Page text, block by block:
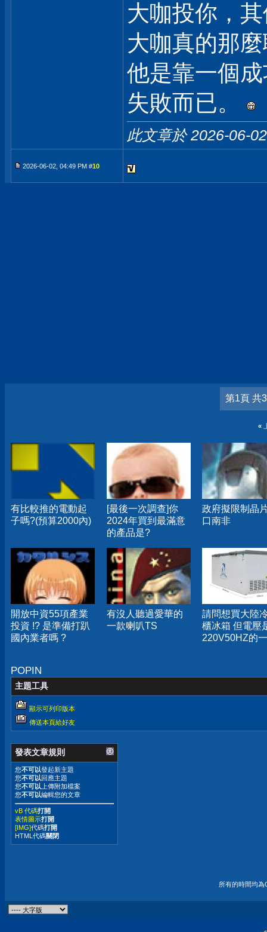
大咖投你，
大咖真的那
他是靠一個
失敗而已。
此文章於 2026-06-
2026-06-02, 04:49 PM #10
第1頁 共
«
有比較推的電動起
子嗎?(預算2000內)
[最後一次調查]你
2024年買到最滿意
的產品是?
政府擬限制晶
口南非
開放中資55項產業
投資 !? 是準備打趴
國內業者嗎 ?
有沒人聽過愛華的
一款喇叭TS
請問想買大陸
櫃冰箱 但電壓
220V50HZ的
POPIN
主題工具
顯示可列印版本
傳送本頁給好友
發表文章規則
您不可以發起新主題
您不可以 回應主題
您不可以 上傳附加檔案
您不可以編輯您的文章
vB 代碼打開
表情圖示打開
[IMG]代碼打開
HTML代碼關閉
所有的時間均為